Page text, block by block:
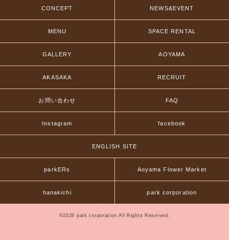
CONCEPT NEWS&EVENT
MENU SPACE RENTAL
GALLERY AOYAMA
AKASAKA RECRUIT
お問い合わせ FAQ
Instagram facebook
ENGLISH SITE
parkERs Aoyama Flower Market
hanakichi park corporation
©2026 park corporation All Rights Reserved.